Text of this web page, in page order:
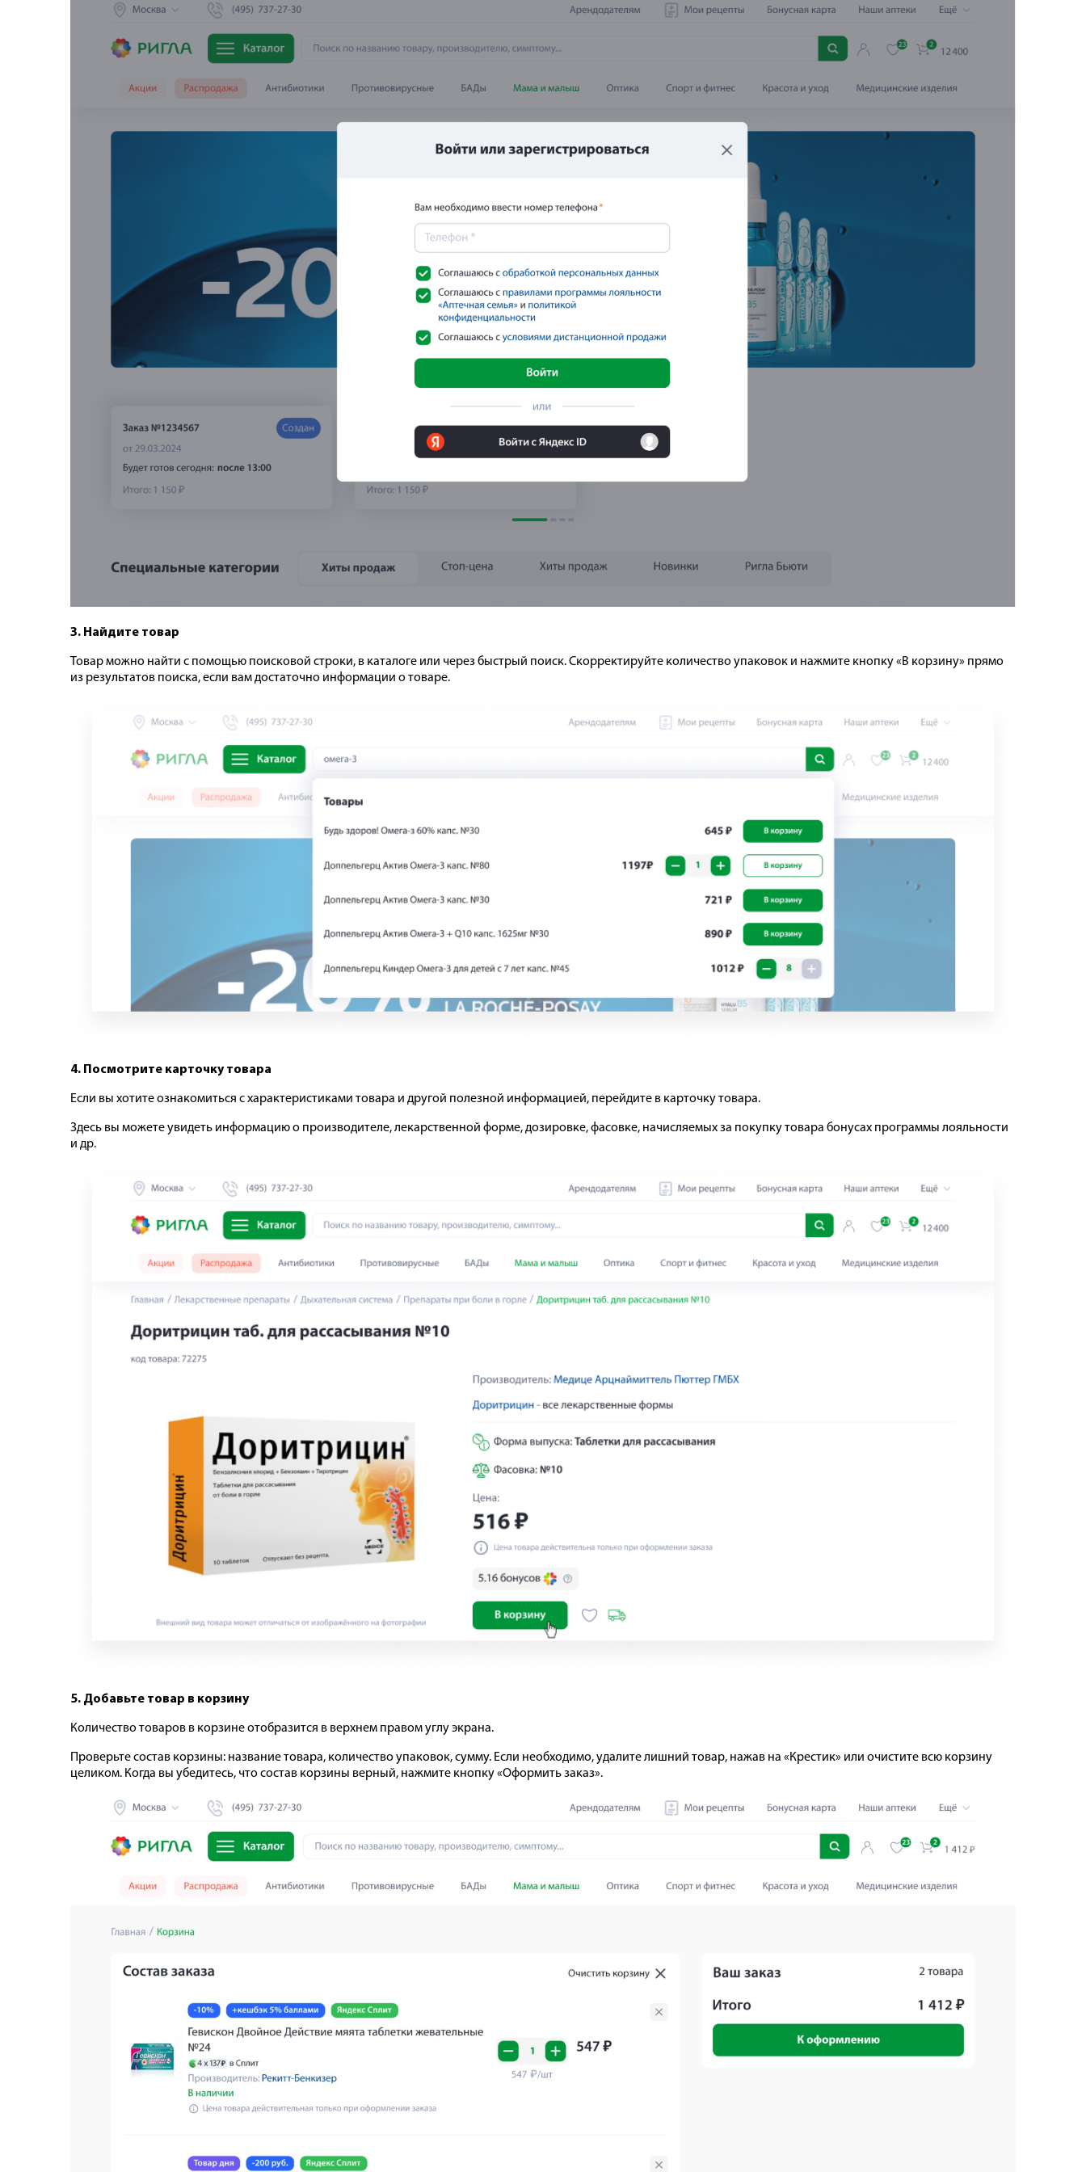
3. Найдите товар
Товар можно найти с помощью поисковой строки, в каталоге или через быстрый поиск. Скорректируйте количество упаковок и нажмите кнопку «В корзину» прямо
из результатов поиска, если вам достаточно информации о товаре.
4. Посмотрите карточку товара
Если вы хотите ознакомиться с характеристиками товара и другой полезной информацией, перейдите в карточку товара.
Здесь вы можете увидеть информацию о производителе, лекарственной форме, дозировке, фасовке, начисляемых за покупку товара бонусах программы лояльности
и др.
5. Добавьте товар в корзину
Количество товаров в корзине отобразится в верхнем правом углу экрана.
Проверьте состав корзины: название товара, количество упаковок, сумму. Если необходимо, удалите лишний товар, нажав на «Крестик» или очистите всю корзину
целиком. Когда вы убедитесь, что состав корзины верный, нажмите кнопку «Оформить заказ».